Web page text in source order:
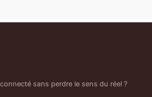
sans perdre le sens du réel ?